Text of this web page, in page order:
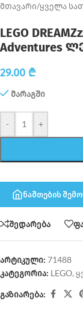
მთავარი/ყველა
LEGO
Adventures
29.00 ₾
მარაგში
- +
ნაშთების
შედარება
არტიკული: 71488
კატეგორია: LEGO,
გაზიარება: